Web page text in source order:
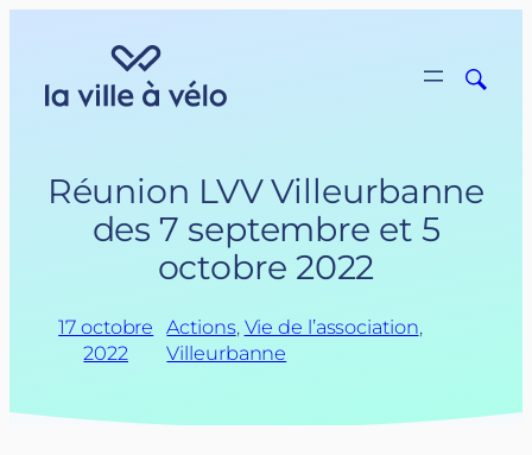
Réunion LVV Villeurbanne
des 7 septembre et 5
octobre 2022
17 octobre
2022
Actions, Vie de l’association,
Villeurbanne